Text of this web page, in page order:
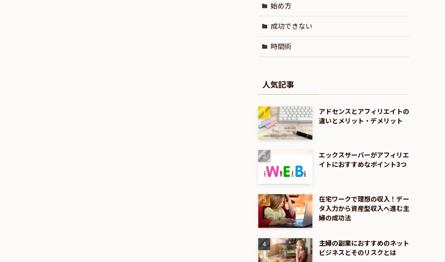
始め方
成功できない
時間術
人気記事
アドセンスとアフィリエイトの
違いとメリット・デメリット
エックスサーバーがアフィリエ
イトにおすすめなポイント3つ
在宅ワークで理想の収入！デー
タ入力から資産型収入へ進む主
婦の成功法
主婦の副業におすすめのネット
ビジネスとそのリスクとは